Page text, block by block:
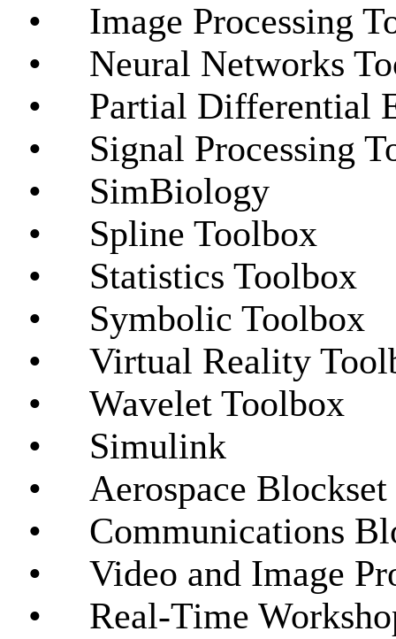
•
Image Processing
•
Neural Networks
•
Partial Differential
•
Signal Processing
•
SimBiology
•
Spline Toolbox
•
Statistics Toolbox
•
Symbolic Toolbox
•
Virtual Reality
•
Wavelet Toolbox
•
Simulink
•
Aerospace Blockset
•
Communications
•
Video and Image
•
Real-Time